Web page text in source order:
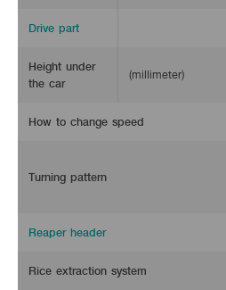
Drive part
Height under
the car
(millimeter)
How to change speed
Turning pattern
Reaper header
Rice extraction system